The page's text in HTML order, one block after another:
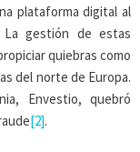
plataforma digital al
La gestión de estas
quiebras como
del norte de Europa.
Envestio, quebró
[2].